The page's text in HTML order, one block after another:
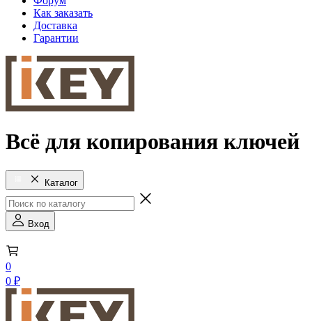
Как заказать
Доставка
Гарантии
Всё для копирования ключей
Каталог
Вход
0
0 ₽